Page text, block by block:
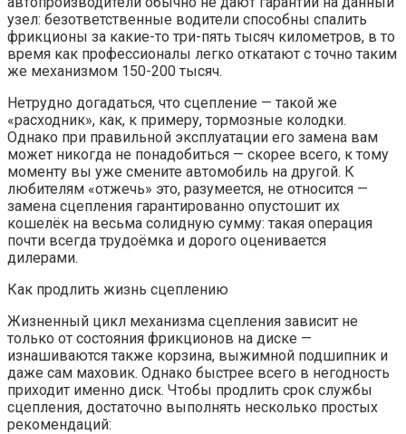
узел: безответственные водители способны спалить
фрикционы за какие-то три-пять тысяч километров, в то
время как профессионалы легко откатают с точно таким
же механизмом 150-200 тысяч.
Нетрудно догадаться, что сцепление — такой же
«расходник», как, к примеру, тормозные колодки.
Однако при правильной эксплуатации его замена вам
может никогда не понадобиться — скорее всего, к тому
моменту вы уже смените автомобиль на другой. К
любителям «отжечь» это, разумеется, не относится —
замена сцепления гарантированно опустошит их
кошелёк на весьма солидную сумму: такая операция
почти всегда трудоёмка и дорого оценивается
дилерами.
Как продлить жизнь сцеплению
Жизненный цикл механизма сцепления зависит не
только от состояния фрикционов на диске —
изнашиваются также корзина, выжимной подшипник и
даже сам маховик. Однако быстрее всего в негодность
приходит именно диск. Чтобы продлить срок службы
сцепления, достаточно выполнять несколько простых
рекомендаций: